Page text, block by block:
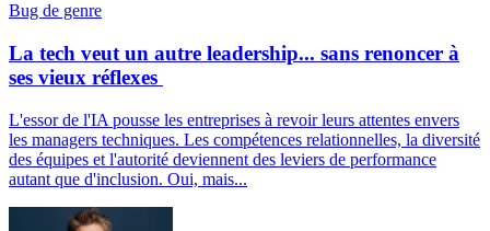
Bug de genre
La tech veut un autre leadership... sans renoncer à
ses vieux réflexes
L'essor de l'IA pousse les entreprises à revoir leurs attentes envers
les managers techniques. Les compétences relationnelles, la diversité
des équipes et l'autorité deviennent des leviers de performance
autant que d'inclusion. Oui, mais...